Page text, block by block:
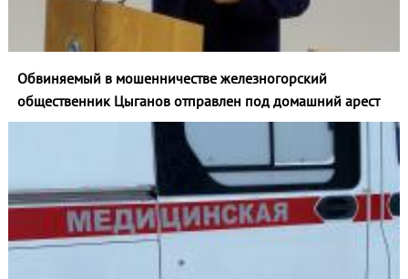
Обвиняемый в мошенничестве железногорский
общественник Цыганов отправлен под домашний арест